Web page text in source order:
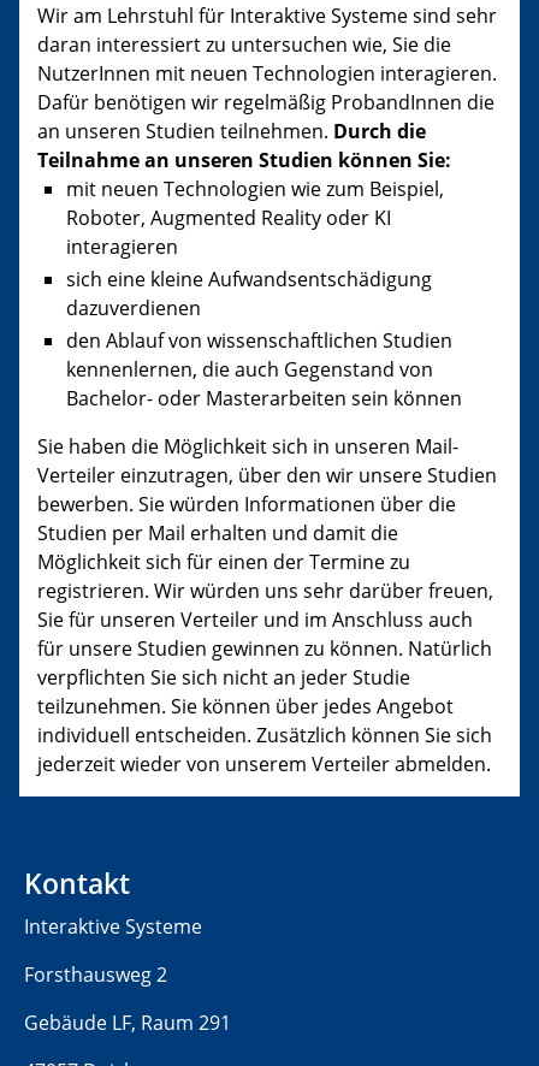
Wir am Lehrstuhl für Interaktive Systeme sind sehr
daran interessiert zu untersuchen wie, Sie die
NutzerInnen mit neuen Technologien interagieren.
Dafür benötigen wir regelmäßig ProbandInnen die
an unseren Studien teilnehmen. Durch die
Teilnahme an unseren Studien können Sie:
mit neuen Technologien wie zum Beispiel,
Roboter, Augmented Reality oder KI
interagieren
sich eine kleine Aufwandsentschädigung
dazuverdienen
den Ablauf von wissenschaftlichen Studien
kennenlernen, die auch Gegenstand von
Bachelor- oder Masterarbeiten sein können
Sie haben die Möglichkeit sich in unseren Mail-
Verteiler einzutragen, über den wir unsere Studien
bewerben. Sie würden Informationen über die
Studien per Mail erhalten und damit die
Möglichkeit sich für einen der Termine zu
registrieren. Wir würden uns sehr darüber freuen,
Sie für unseren Verteiler und im Anschluss auch
für unsere Studien gewinnen zu können. Natürlich
verpflichten Sie sich nicht an jeder Studie
teilzunehmen. Sie können über jedes Angebot
individuell entscheiden. Zusätzlich können Sie sich
jederzeit wieder von unserem Verteiler abmelden.
Kontakt
Interaktive Systeme
Forsthausweg 2
Gebäude LF, Raum 291